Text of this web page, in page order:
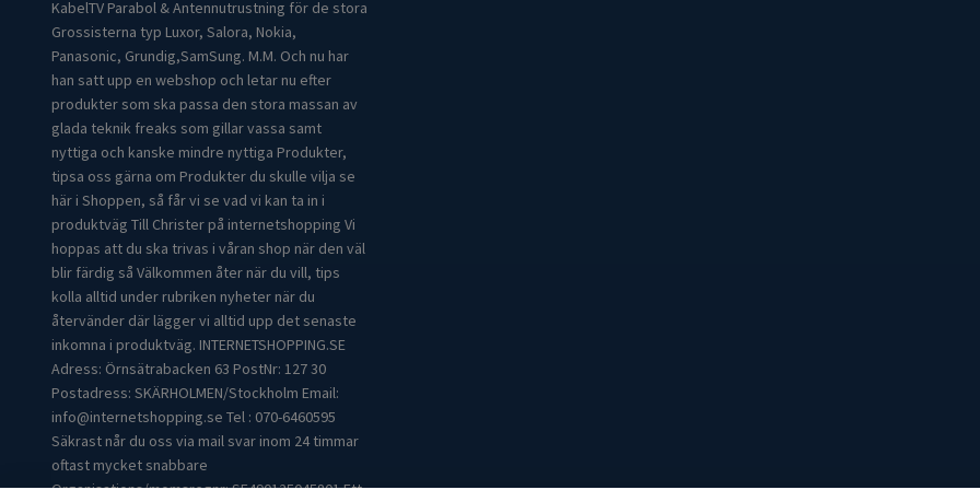
KabelTV Parabol & Antennutrustning för de stora
Grossisterna typ Luxor, Salora, Nokia,
Panasonic, Grundig,SamSung. M.M. Och nu har
han satt upp en webshop och letar nu efter
produkter som ska passa den stora massan av
glada teknik freaks som gillar vassa samt
nyttiga och kanske mindre nyttiga Produkter,
tipsa oss gärna om Produkter du skulle vilja se
här i Shoppen, så får vi se vad vi kan ta in i
produktväg Till Christer på internetshopping Vi
hoppas att du ska trivas i våran shop när den väl
blir färdig så Välkommen åter när du vill, tips
kolla alltid under rubriken nyheter när du
återvänder där lägger vi alltid upp det senaste
inkomna i produktväg. INTERNETSHOPPING.SE
Adress: Örnsätrabacken 63 PostNr: 127 30
Postadress: SKÄRHOLMEN/Stockholm Email:
info@internetshopping.se Tel : 070-6460595
Säkrast når du oss via mail svar inom 24 timmar
oftast mycket snabbare